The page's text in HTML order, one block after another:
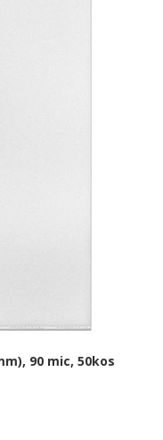
90 mic, 50kos